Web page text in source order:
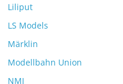
Liliput
LS Models
Märklin
Modellbahn Union
NMJ